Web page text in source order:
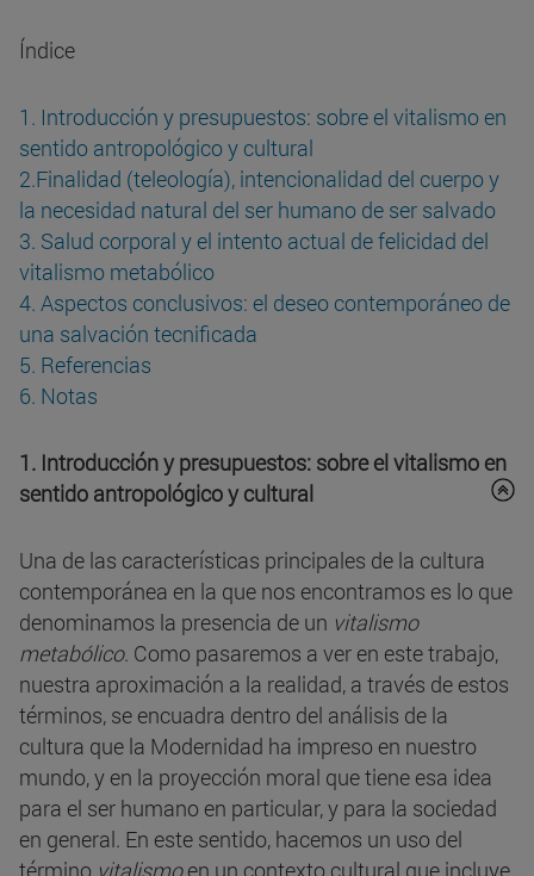
Índice
1. Introducción y presupuestos: sobre el vitalismo en
sentido antropológico y cultural
2.Finalidad (teleología), intencionalidad del cuerpo y
la necesidad natural del ser humano de ser salvado
3. Salud corporal y el intento actual de felicidad del
vitalismo metabólico
4. Aspectos conclusivos: el deseo contemporáneo de
una salvación tecnificada
5. Referencias
6. Notas
1. Introducción y presupuestos: sobre el vitalismo en
sentido antropológico y cultural
Una de las características principales de la cultura
contemporánea en la que nos encontramos es lo que
denominamos la presencia de un vitalismo
metabólico. Como pasaremos a ver en este trabajo,
nuestra aproximación a la realidad, a través de estos
términos, se encuadra dentro del análisis de la
cultura que la Modernidad ha impreso en nuestro
mundo, y en la proyección moral que tiene esa idea
para el ser humano en particular, y para la sociedad
en general. En este sentido, hacemos un uso del
término vitalismoen un contexto cultural que incluye